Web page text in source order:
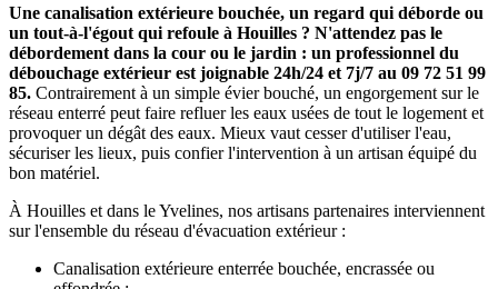
Une canalisation extérieure bouchée, un regard qui déborde ou
un tout-à-l'égout qui refoule à Houilles ? N'attendez pas le
débordement dans la cour ou le jardin : un professionnel du
débouchage extérieur est joignable 24h/24 et 7j/7 au 09 72 51 99
85. Contrairement à un simple évier bouché, un engorgement sur le
réseau enterré peut faire refluer les eaux usées de tout le logement et
provoquer un dégât des eaux. Mieux vaut cesser d'utiliser l'eau,
sécuriser les lieux, puis confier l'intervention à un artisan équipé du
bon matériel.
À Houilles et dans le Yvelines, nos artisans partenaires interviennent
sur l'ensemble du réseau d'évacuation extérieur :
Canalisation extérieure enterrée bouchée, encrassée ou